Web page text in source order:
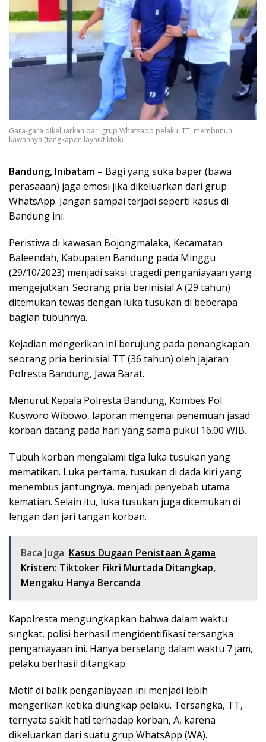
Gara-gara dikeluarkan dari grup Whatsapp pelaku, TT, membunuh
kawannya (tangkapan layar/tiktok)
Bandung, Inibatam – Bagi yang suka baper (bawa
perasaaan) jaga emosi jika dikeluarkan dari grup
WhatsApp. Jangan sampai terjadi seperti kasus di
Bandung ini.
Peristiwa di kawasan Bojongmalaka, Kecamatan
Baleendah, Kabupaten Bandung pada Minggu
(29/10/2023) menjadi saksi tragedi penganiayaan yang
mengejutkan. Seorang pria berinisial A (29 tahun)
ditemukan tewas dengan luka tusukan di beberapa
bagian tubuhnya.
Kejadian mengerikan ini berujung pada penangkapan
seorang pria berinisial TT (36 tahun) oleh jajaran
Polresta Bandung, Jawa Barat.
Menurut Kepala Polresta Bandung, Kombes Pol
Kusworo Wibowo, laporan mengenai penemuan jasad
korban datang pada hari yang sama pukul 16.00 WIB.
Tubuh korban mengalami tiga luka tusukan yang
mematikan. Luka pertama, tusukan di dada kiri yang
menembus jantungnya, menjadi penyebab utama
kematian. Selain itu, luka tusukan juga ditemukan di
lengan dan jari tangan korban.
Baca Juga Kasus Dugaan Penistaan Agama
Kristen: Tiktoker Fikri Murtada Ditangkap,
Mengaku Hanya Bercanda
Kapolresta mengungkapkan bahwa dalam waktu
singkat, polisi berhasil mengidentifikasi tersangka
penganiayaan ini. Hanya berselang dalam waktu 7 jam,
pelaku berhasil ditangkap.
Motif di balik penganiayaan ini menjadi lebih
mengerikan ketika diungkap pelaku. Tersangka, TT,
ternyata sakit hati terhadap korban, A, karena
dikeluarkan dari suatu grup WhatsApp (WA).